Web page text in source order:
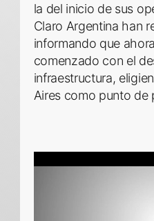
la del inicio de sus
Claro Argentina han
informando que
comenzado con el
infraestructura,
Aires como punto de